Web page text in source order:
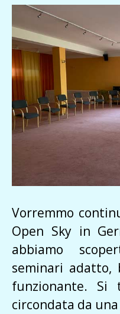
Vorremmo
Open Sky in
abbiamo
seminari adatto,
funzionante. Si
circondata da